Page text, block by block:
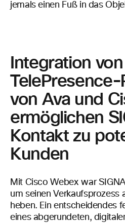
jemals einen Fuß in das
Integration von
von Ava und
ermöglichen
Kontakt zu
Kunden
Mit Cisco Webex war
um seinen Verkaufsprozess
heben. Ein entscheidendes
eines abgerundeten,